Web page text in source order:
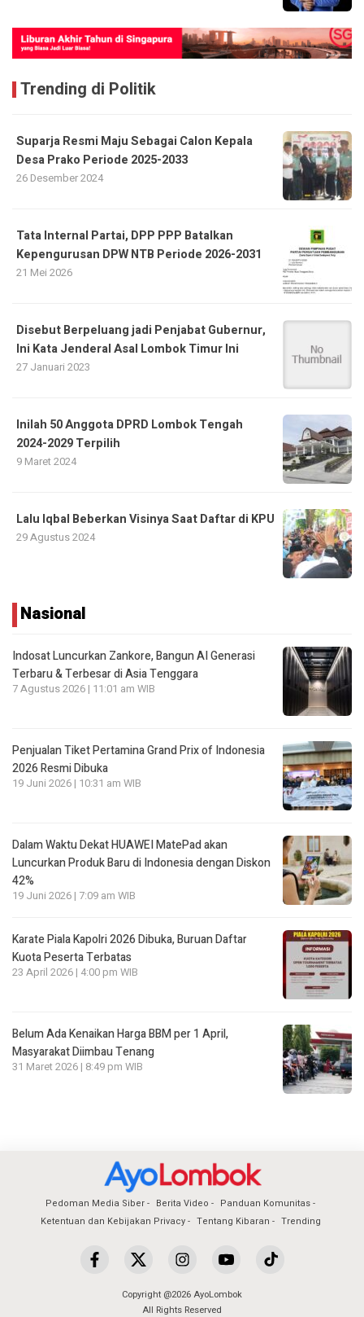
Trending di Politik
Suparja Resmi Maju Sebagai Calon Kepala
Desa Prako Periode 2025-2033
26 Desember 2024
Tata Internal Partai, DPP PPP Batalkan
Kepengurusan DPW NTB Periode 2026-2031
21 Mei 2026
Disebut Berpeluang jadi Penjabat Gubernur,
Ini Kata Jenderal Asal Lombok Timur Ini
27 Januari 2023
Inilah 50 Anggota DPRD Lombok Tengah
2024-2029 Terpilih
9 Maret 2024
Lalu Iqbal Beberkan Visinya Saat Daftar di KPU
29 Agustus 2024
Nasional
Indosat Luncurkan Zankore, Bangun AI Generasi
Terbaru & Terbesar di Asia Tenggara
7 Agustus 2026 | 11:01 am WIB
Penjualan Tiket Pertamina Grand Prix of Indonesia
2026 Resmi Dibuka
19 Juni 2026 | 10:31 am WIB
Dalam Waktu Dekat HUAWEI MatePad akan
Luncurkan Produk Baru di Indonesia dengan Diskon
42%
19 Juni 2026 | 7:09 am WIB
Karate Piala Kapolri 2026 Dibuka, Buruan Daftar
Kuota Peserta Terbatas
23 April 2026 | 4:00 pm WIB
Belum Ada Kenaikan Harga BBM per 1 April,
Masyarakat Diimbau Tenang
31 Maret 2026 | 8:49 pm WIB
Pedoman Media Siber Berita Video
Panduan Komunitas
Ketentuan dan Kebijakan Privacy
Tentang Kibaran Trending
Copyright @2026 AyoLombok
All Rights Reserved